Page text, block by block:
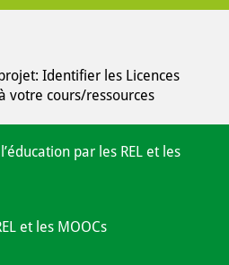
Identifier les Licences
votre cours/ressources
par les REL et les
et les MOOCs